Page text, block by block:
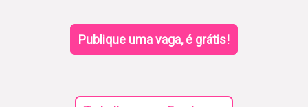
Publique uma vaga, é grátis!